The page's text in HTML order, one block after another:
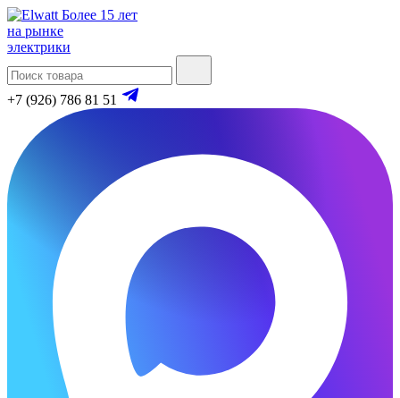
Более 15 лет
на рынке
электрики
+7 (926) 786 81 51